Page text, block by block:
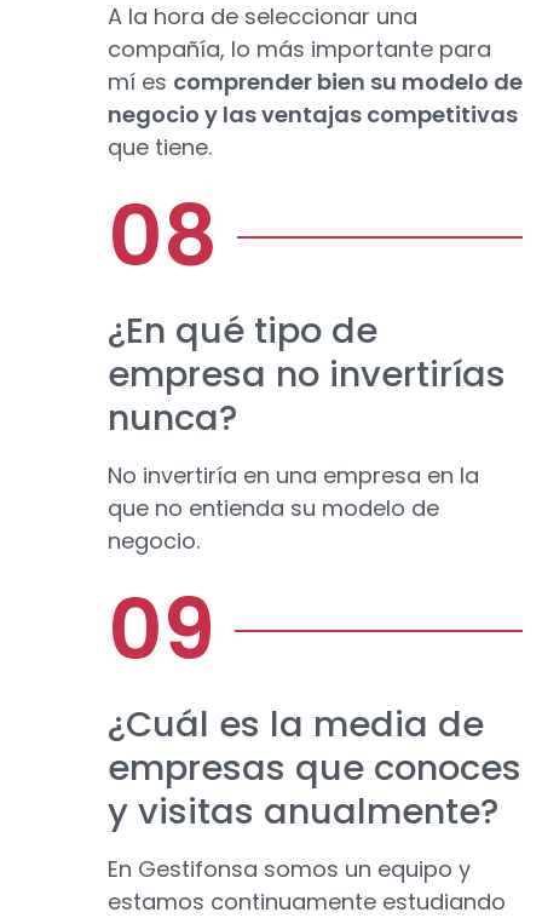
A la hora de seleccionar una
compañía, lo más importante para
mí es comprender bien su modelo de
negocio y las ventajas competitivas
que tiene.
¿En qué tipo de
empresa no invertirías
nunca?
No invertiría en una empresa en la
que no entienda su modelo de
negocio.
¿Cuál es la media de
empresas que conoces
y visitas anualmente?
En Gestifonsa somos un equipo y
estamos continuamente estudiando